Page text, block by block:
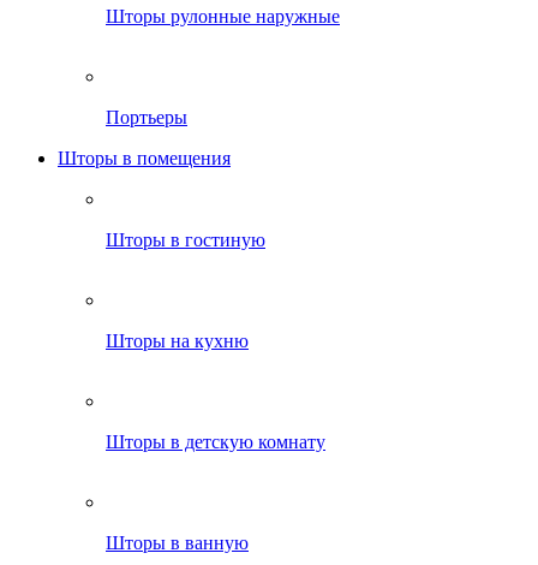
Шторы рулонные наружные
Портьеры
Шторы в помещения
Шторы в гостиную
Шторы на кухню
Шторы в детскую комнату
Шторы в ванную